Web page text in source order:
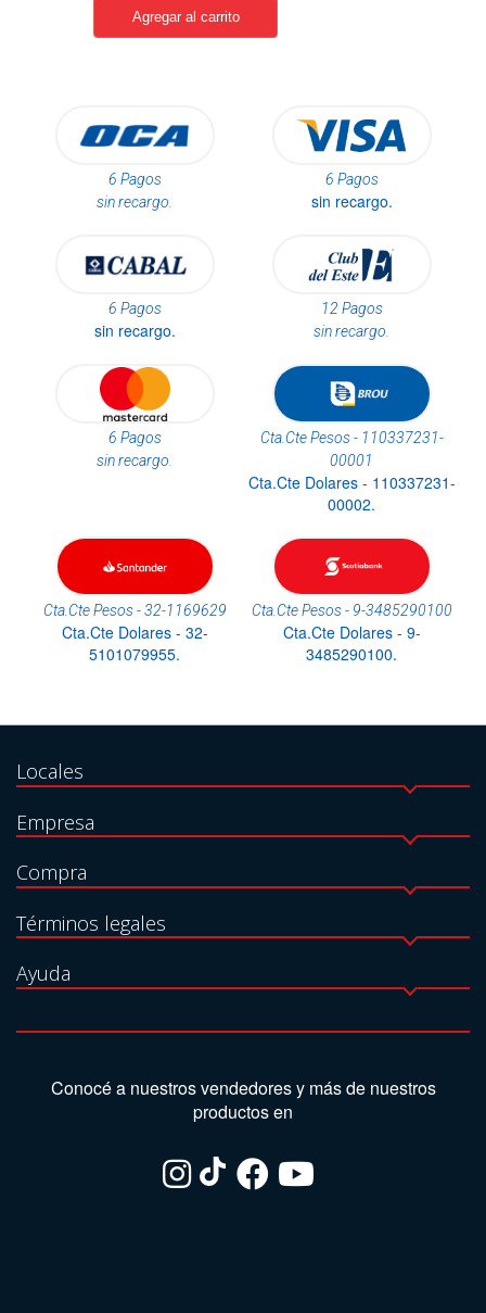
6 Pagos
sin recargo.
6 Pagos
sin recargo.
6 Pagos
sin recargo.
12 Pagos
sin recargo.
6 Pagos
sin recargo.
Cta.Cte Pesos - 110337231-
00001
Cta.Cte Dolares - 110337231-
00002.
Cta.Cte Pesos - 32-1169629
Cta.Cte Dolares - 32-
5101079955.
Cta.Cte Pesos - 9-3485290100
Cta.Cte Dolares - 9-
3485290100.
Locales
Empresa
Compra
Términos legales
Ayuda
Conocé a nuestros vendedores y más de nuestros
productos en